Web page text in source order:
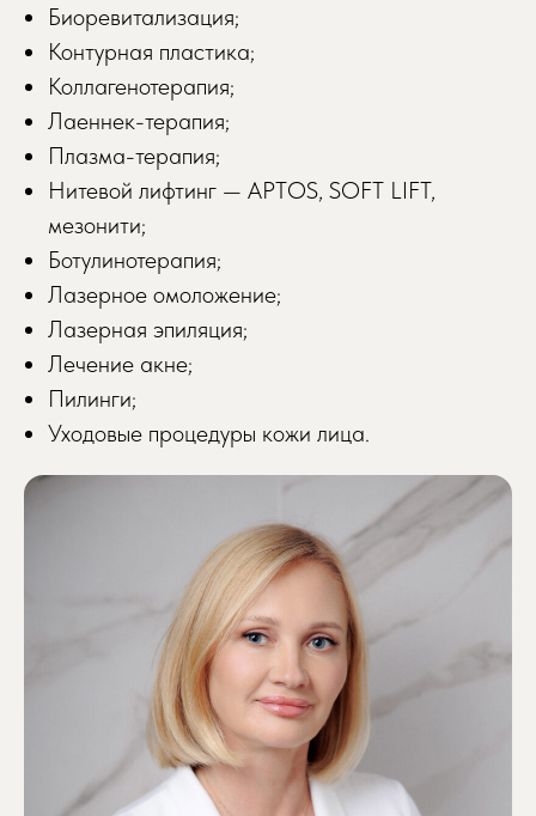
Биоревитализация;
Контурная пластика;
Коллагенотерапия;
Лаеннек-терапия;
Плазма-терапия;
Нитевой лифтинг — APTOS, SOFT LIFT,
мезонити;
Ботулинотерапия;
Лазерное омоложение;
Лазерная эпиляция;
Лечение акне;
Пилинги;
Уходовые процедуры кожи лица.
Желаемая дата приема
с вами и запишем вас в удобное время
Обратите внимание: некоторые
специалисты могут иметь ограниченное
количество свободных мест, поэтому
рекомендуем записываться заранее.
Записаться на приём